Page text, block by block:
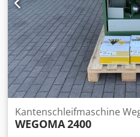
Kantenschleifmaschine
WEGOMA2400